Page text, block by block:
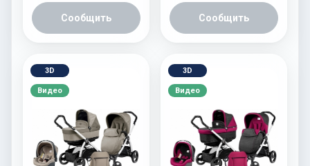
Сообщить Сообщить
3D
Видео
3D
Видео